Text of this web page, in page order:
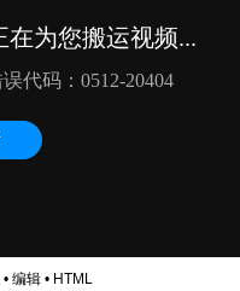
• 编辑• HTML